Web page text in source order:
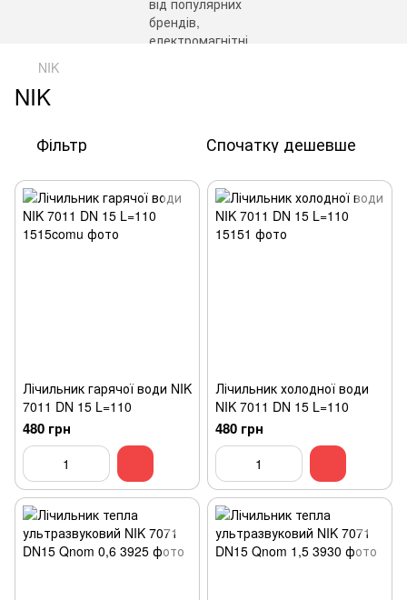
NIK
NIK
Фільтр Спочатку дешевше
Лічильник гарячої води NIK
7011 DN 15 L=110
480 грн
Лічильник холодної води
NIK 7011 DN 15 L=110
480 грн